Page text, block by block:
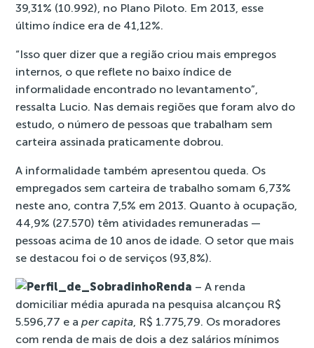
39,31% (10.992), no Plano Piloto. Em 2013, esse
último índice era de 41,12%.
“Isso quer dizer que a região criou mais empregos
internos, o que reflete no baixo índice de
informalidade encontrado no levantamento”,
ressalta Lucio. Nas demais regiões que foram alvo do
estudo, o número de pessoas que trabalham sem
carteira assinada praticamente dobrou.
A informalidade também apresentou queda. Os
empregados sem carteira de trabalho somam 6,73%
neste ano, contra 7,5% em 2013. Quanto à ocupação,
44,9% (27.570) têm atividades remuneradas —
pessoas acima de 10 anos de idade. O setor que mais
se destacou foi o de serviços (93,8%).
Renda – A renda
domiciliar média apurada na pesquisa alcançou R$
5.596,77 e aper capita, R$ 1.775,79. Os moradores
com renda de mais de dois a dez salários mínimos